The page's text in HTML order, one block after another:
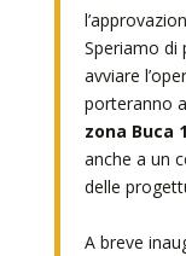
Speriamo di
avviare
porteranno
zona Buca
anche a un
delle
A breve